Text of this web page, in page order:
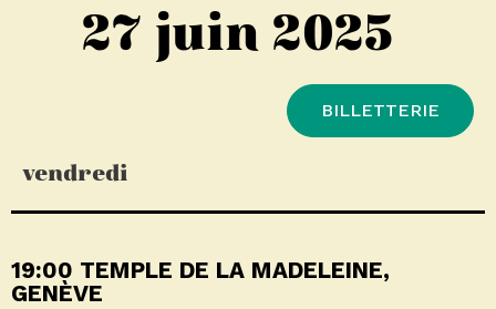
27 juin 2025
BILLETTERIE
vendredi
19:00 TEMPLE DE LA MADELEINE,
GENÈVE